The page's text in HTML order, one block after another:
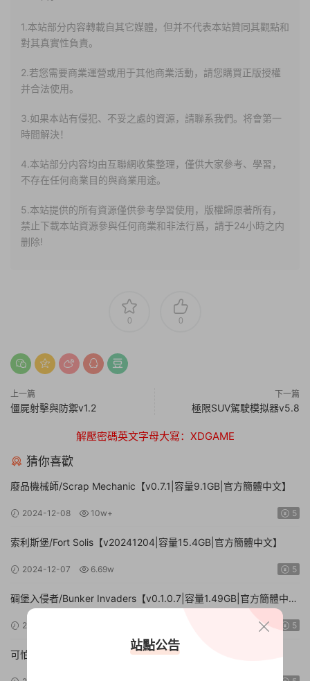
1.本站部分内容轉載自其它媒體，但并不代表本站贊同其觀點和
對其真實性負責。
2.若您需要商業運營或用于其他商業活動，請您購買正版授權
并合法使用。
3.如果本站有侵犯、不妥之處的資源，請聯系我們。将會第一
時間解決！
4.本站部分内容均由互聯網收集整理，僅供大家參考、學習，
不存在任何商業目的與商業用途。
5.本站提供的所有資源僅供參考學習使用，版權歸原著所有，
禁止下載本站資源參與任何商業和非法行爲，請于24小時之内
删除!
0 0
上一篇
僵屍射擊與防禦v1.2
下一篇
極限SUV駕駛模拟器v5.8
解壓密碼英文字母大寫：XDGAME
猜你喜歡
廢品機械師/Scrap Mechanic【v0.7.1|容量9.1GB|官方簡體中文】
2024-12-08 10w+ 5
索利斯堡/Fort Solis【v20241204|容量15.4GB|官方簡體中文】
2024-12-07 6.69w 5
碉堡入侵者/Bunker Invaders【v0.1.0.7|容量1.49GB|官方簡體中
文|支持鍵盤.鼠标.手柄】
2024-11-15 5
可怕的夜班：第一卷 – 路邊餐廳/Creepy Shift: Roadside
站點公告